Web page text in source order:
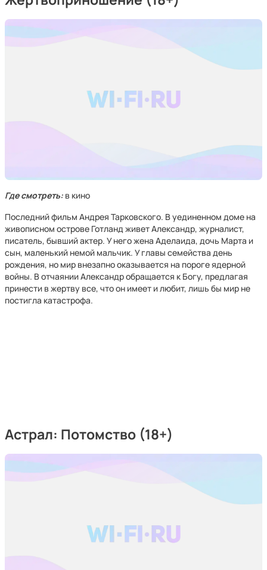
Где смотреть: в кино
Последний фильм Андрея Тарковского. В уединенном доме на
живописном острове Готланд живет Александр, журналист,
писатель, бывший актер. У него жена Аделаида, дочь Марта и
сын, маленький немой мальчик. У главы семейства день
рождения, но мир внезапно оказывается на пороге ядерной
войны. В отчаянии Александр обращается к Богу, предлагая
принести в жертву все, что он имеет и любит, лишь бы мир не
постигла катастрофа.
Астрал: Потомство (18+)